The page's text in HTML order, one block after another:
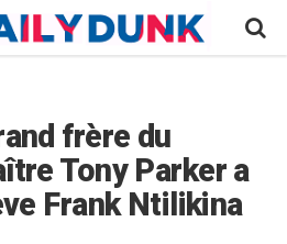
frère du
Tony Parker a
Frank Ntilikina